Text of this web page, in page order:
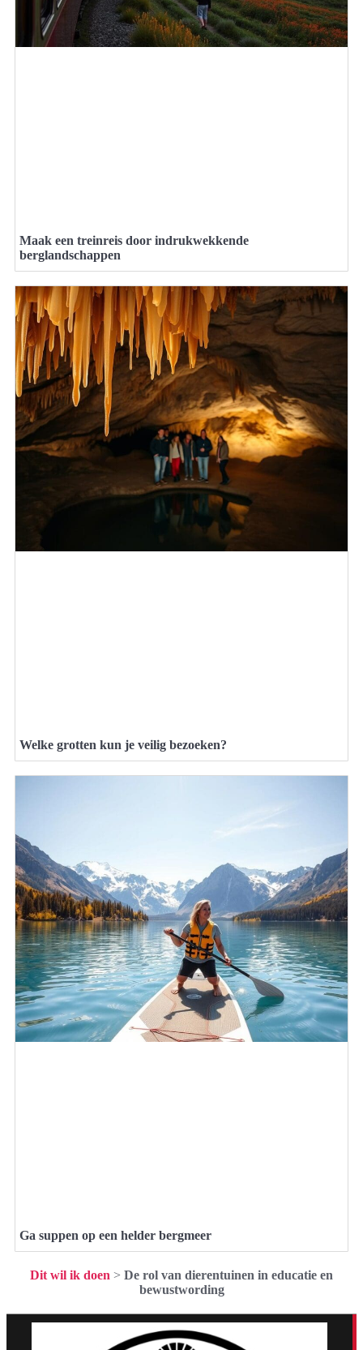
Maak een treinreis door indrukwekkende
berglandschappen
Welke grotten kun je veilig bezoeken?
Ga suppen op een helder bergmeer
Dit wil ik doen > De rol van dierentuinen in educatie en
bewustwording